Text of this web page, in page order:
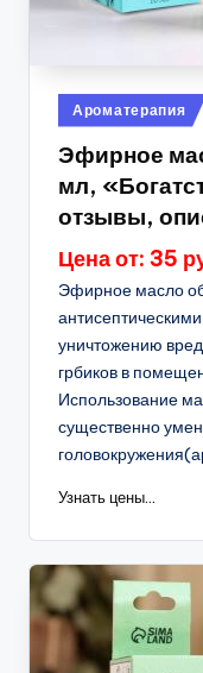
Опубликовано
в
Ароматерапия
Эфирное
мл,
отзывы,
Цена от: 35
Эфирное масло
уничтожению
грбиков в
Использование
существенно
Узнать цены...